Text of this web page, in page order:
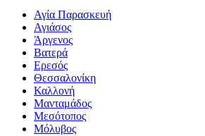
Αγία Παρασκευή
Αγιάσος
Άργενος
Βατερά
Ερεσός
Θεσσαλονίκη
Καλλονή
Μανταμάδος
Μεσότοπος
Μόλυβος